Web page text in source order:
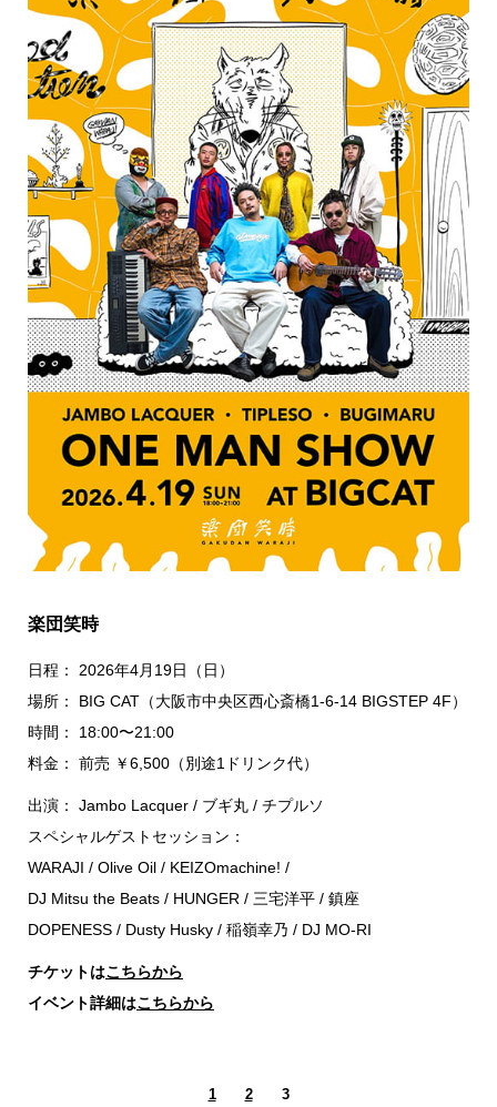
楽団笑時
日程： 2026年4月19日（日）
場所： BIG CAT（大阪市中央区西心斎橋1-6-14 BIGSTEP 4F）
時間： 18:00〜21:00
料金： 前売 ￥6,500（別途1ドリンク代）
出演： Jambo Lacquer / ブギ丸 / チプルソ
スペシャルゲストセッション：
WARAJI / Olive Oil / KEIZOmachine! /
DJ Mitsu the Beats / HUNGER / 三宅洋平 / 鎮座
DOPENESS / Dusty Husky / 稲嶺幸乃 / DJ MO-RI
チケットはこちらから
イベント詳細はこちらから
1 2 3